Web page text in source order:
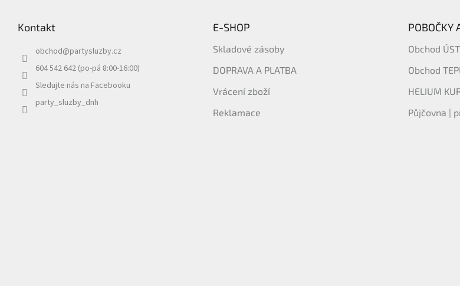
Kontakt
obchod@partysluzby.cz
604 542 642 (po-pá 8:00-16:00)
Sledujte nás na Facebooku
party_sluzby_dnh
E-SHOP
Skladové zásoby
DOPRAVA A PLATBA
Vrácení zboží
Reklamace
POBOČKY
Obchod
Obchod
HELIUM
Půjčovna |